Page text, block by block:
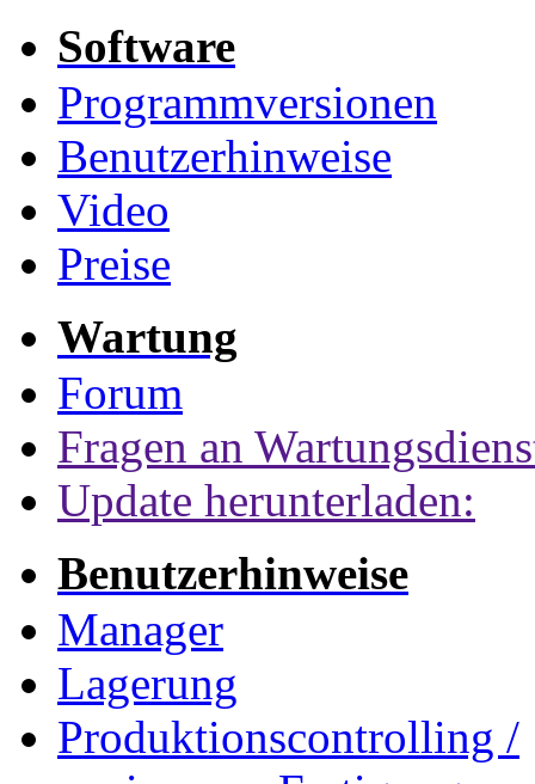
Software
Programmversionen
Benutzerhinweise
Video
Preise
Wartung
Forum
Fragen an
Update herunterladen:
Benutzerhinweise
Manager
Lagerung
Produktionscontrolling /